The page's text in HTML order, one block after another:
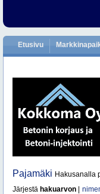
Etusivu
Pajamäki Hakusanalla
Järjestä hakuarvon